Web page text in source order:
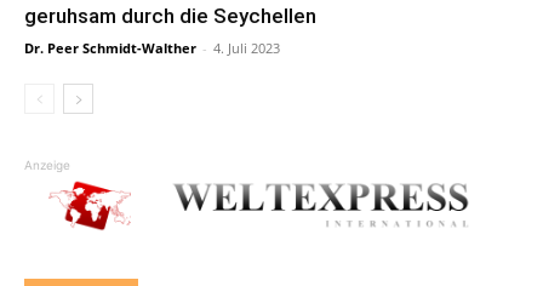
geruhsam durch die Seychellen
Dr. Peer Schmidt-Walther - 4. Juli 2023
Anzeige